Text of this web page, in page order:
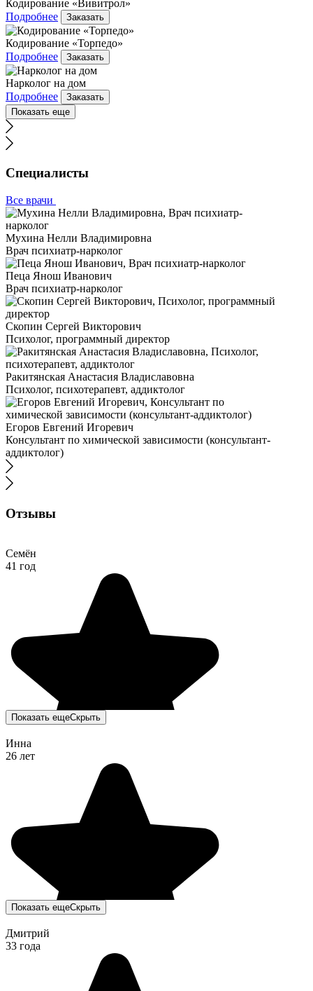
Кодирование «Вивитрол»
Подробнее
Заказать
Кодирование «Торпедо»
Подробнее
Заказать
Нарколог на дом
Подробнее
Заказать
Показать еще
Специалисты
Все врачи
Мухина Нелли Владимировна
Врач психиатр-нарколог
Пеца Янош Иванович
Врач психиатр-нарколог
Скопин Сергей Викторович
Психолог, программный директор
Ракитянская Анастасия Владиславовна
Психолог, психотерапевт, аддиктолог
Егоров Евгений Игоревич
Консультант по химической зависимости (консультант-
аддиктолог)
Отзывы
Семён
41 год
Показать ещеСкрыть
Инна
26 лет
Показать ещеСкрыть
Дмитрий
33 года